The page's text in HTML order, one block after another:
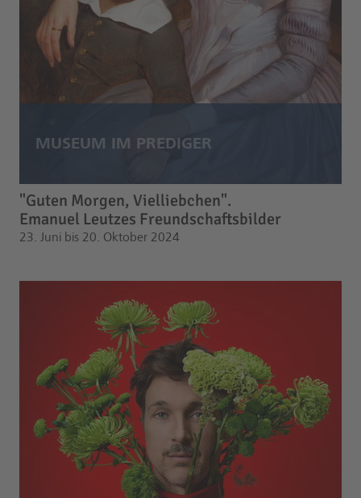
"Guten Morgen, Vielliebchen".
Emanuel Leutzes Freundschaftsbilder
23. Juni bis 20. Oktober 2024